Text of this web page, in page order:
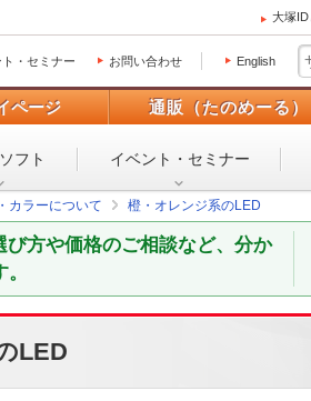
大塚ID
ト・セミナー お問い合わせ English
ページ 通販（たのめーる）
フト イベント・ セミナー
カラーについて 橙・オレンジ系のLED
び方や価格のご相談など、分か
LED